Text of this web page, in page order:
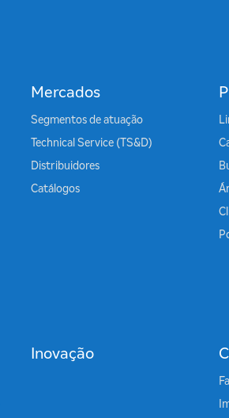
Mercados
Segmentos de atuação
Technical Service (TS&D)
Distribuidores
Catálogos
Inovação